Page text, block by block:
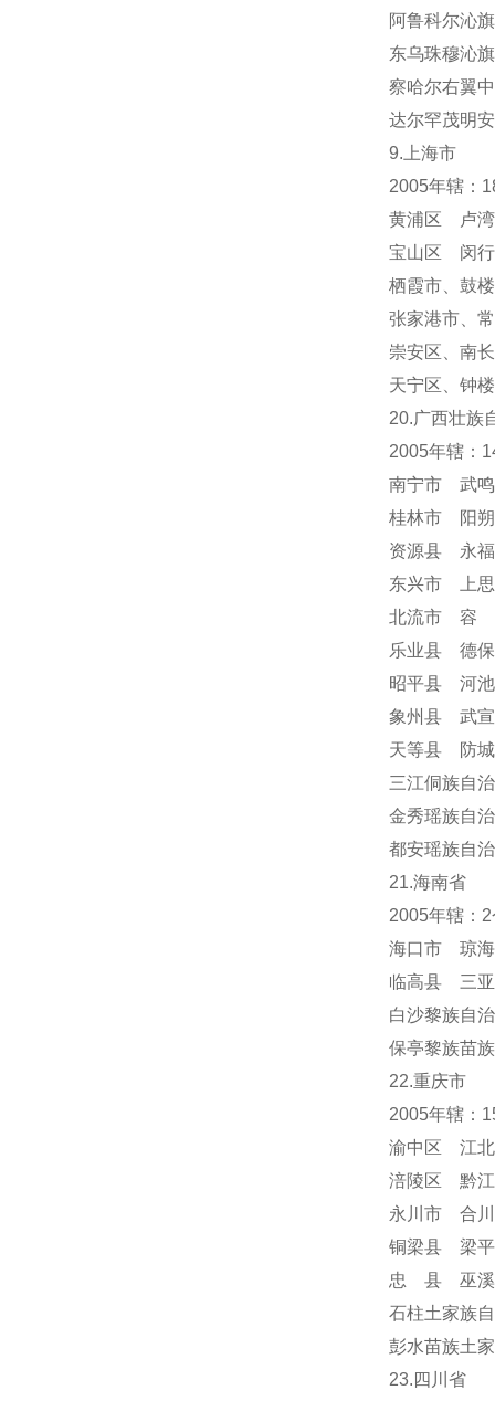
阿鲁科尔沁
东乌珠穆沁
察哈尔右翼
达尔罕茂明
9.上海市
2005年辖：
黄浦区 卢
宝山区 闵
栖霞市、 鼓
张家港市、
崇安区、南
天宁区
钟
20.广西壮族
2005年辖：
南宁市 武
桂林市 阳
资源县 永
东兴市 上
北流市 容
乐业县 德
昭平县 河
象州县 武
天等县 防
三江侗族自
金秀瑶族自
都安瑶族自
21.海南省
2005年辖：
海口市 琼
临高县 三
白沙黎族自
保亭黎族苗
22.重庆市
2005年辖
渝中区 江
涪陵区 黔
永川市 合
铜梁县 梁
忠 县 巫溪
石柱土家族
彭水苗族土
23.四川省